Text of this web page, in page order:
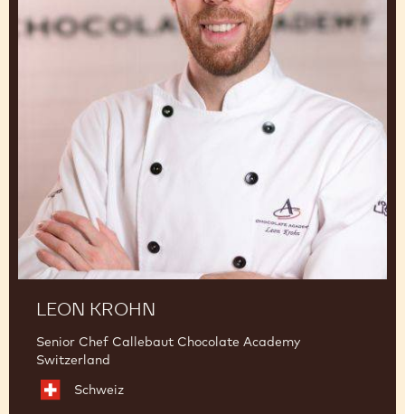
LEON KROHN
Senior Chef Callebaut Chocolate Academy
Switzerland
Schweiz